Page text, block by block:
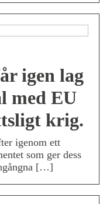
igen lag
med EU
krig.
igenom ett
som ger dess
[…]